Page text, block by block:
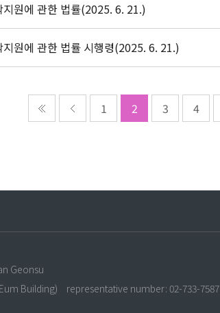
원에 관한 법률(2025. 6. 21.)
원에 관한 법률 시행령(2025. 6. 21.)
1 2 3 4
Geonsu
Building)
representative number: 02-733-7587